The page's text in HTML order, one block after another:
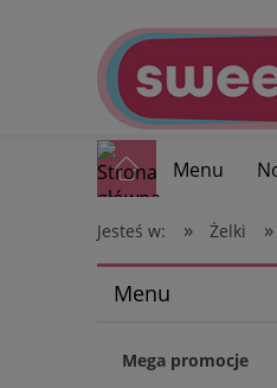
Menu
Jesteś w: » Żelki »
Menu
Mega promocje